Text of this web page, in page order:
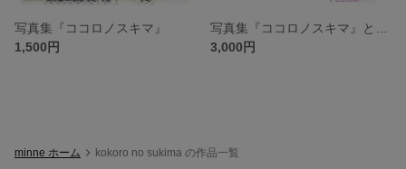
写真集『ココロノスキマ』
1,500円
3,000円
minne ホーム kokoro no sukima の作品一覧